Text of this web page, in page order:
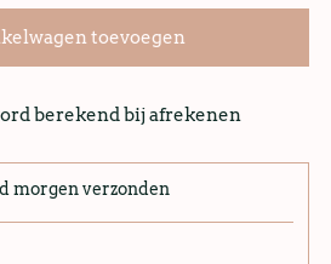
toevoegen
berekend bij afrekenen
morgen verzonden